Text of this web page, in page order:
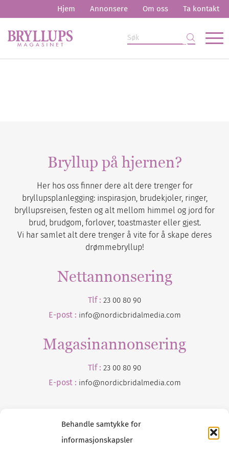
Behandle samtykke for
informasjonskapsler
Hjem Annonsere Om oss Ta kontakt
Bryllup på hjernen?
Her hos oss finner dere alt dere trenger for
bryllupsplanlegging: inspirasjon, brudekjoler, ringer,
bryllupsreisen, festen og alt mellom himmel og jord for
brud, brudgom, forlover, toastmaster eller gjest.
Vi har samlet alt dere trenger å vite for å skape deres
drømmebryllup!
Nettannonsering
Tlf : 23 00 80 90
E-post : info@nordicbridalmedia.com
Magasinannonsering
Tlf : 23 00 80 90
E-post : info@nordicbridalmedia.com